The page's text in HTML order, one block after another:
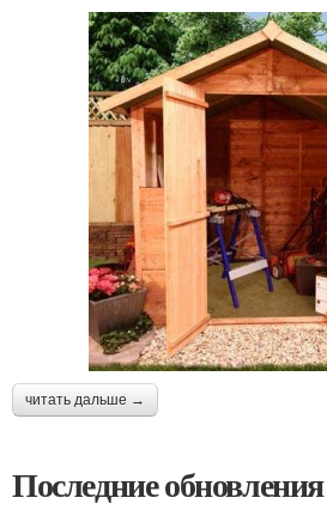
читать дальше →
Последние